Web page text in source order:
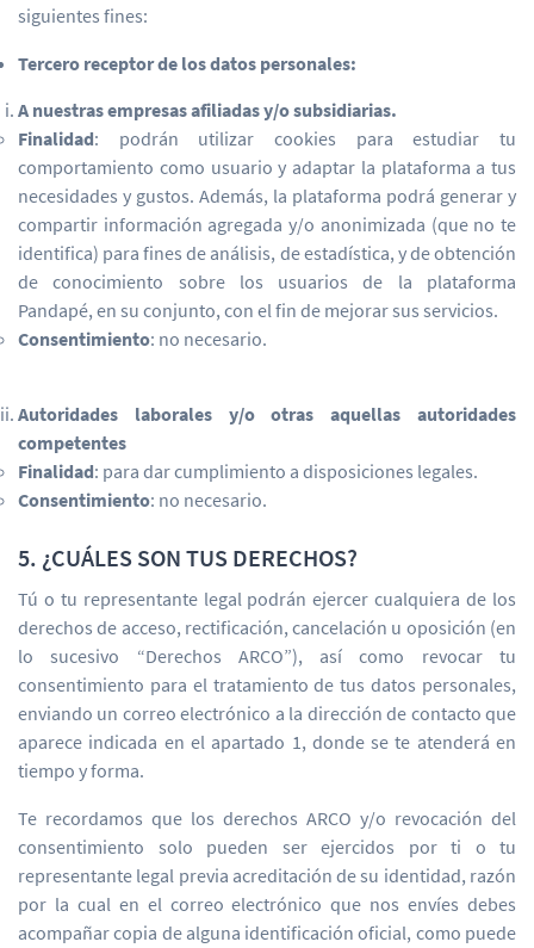
siguientes fines:
Tercero receptor de los datos personales:
A nuestras empresas afiliadas y/o subsidiarias.
Finalidad: podrán utilizar cookies para estudiar tu
comportamiento como usuario y adaptar la plataforma a tus
necesidades y gustos. Además, la plataforma podrá generar y
compartir información agregada y/o anonimizada (que no te
identifica) para fines de análisis, de estadística, y de obtención
de conocimiento sobre los usuarios de la plataforma
Pandapé, en su conjunto, con el fin de mejorar sus servicios.
Consentimiento: no necesario.
Autoridades laborales y/o otras aquellas autoridades
competentes
Finalidad: para dar cumplimiento a disposiciones legales.
Consentimiento: no necesario.
5. ¿CUÁLES SON TUS DERECHOS?
Tú o tu representante legal podrán ejercer cualquiera de los
derechos de acceso, rectificación, cancelación u oposición (en
lo sucesivo “Derechos ARCO”), así como revocar tu
consentimiento para el tratamiento de tus datos personales,
enviando un correo electrónico a la dirección de contacto que
aparece indicada en el apartado 1, donde se te atenderá en
tiempo y forma.
Te recordamos que los derechos ARCO y/o revocación del
consentimiento solo pueden ser ejercidos por ti o tu
representante legal previa acreditación de su identidad, razón
por la cual en el correo electrónico que nos envíes debes
acompañar copia de alguna identificación oficial, como puede